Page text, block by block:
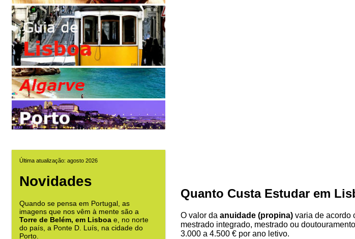
Última atualização: agosto 2026
Novidades
Quando se pensa em Portugal, as
imagens que nos vêm à mente são a
Torre de Belém, em Lisboa e, no norte
do país, a Ponte D. Luís, na cidade do
Porto.
Quanto Custa Estudar em
O valor da anuidade (propina) varia de acordo
mestrado integrado, mestrado ou
3.000 a 4.500 € por ano letivo.